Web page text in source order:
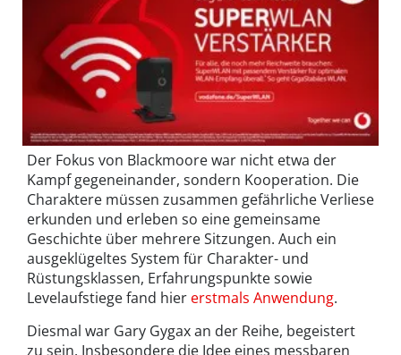
Der Fokus von Blackmoore war nicht etwa der
Kampf gegeneinander, sondern Kooperation. Die
Charaktere müssen zusammen gefährliche Verliese
erkunden und erleben so eine gemeinsame
Geschichte über mehrere Sitzungen. Auch ein
ausgeklügeltes System für Charakter- und
Rüstungsklassen, Erfahrungspunkte sowie
Levelaufstiege fand hier erstmals Anwendung.
Diesmal war Gary Gygax an der Reihe, begeistert
zu sein. Insbesondere die Idee eines messbaren